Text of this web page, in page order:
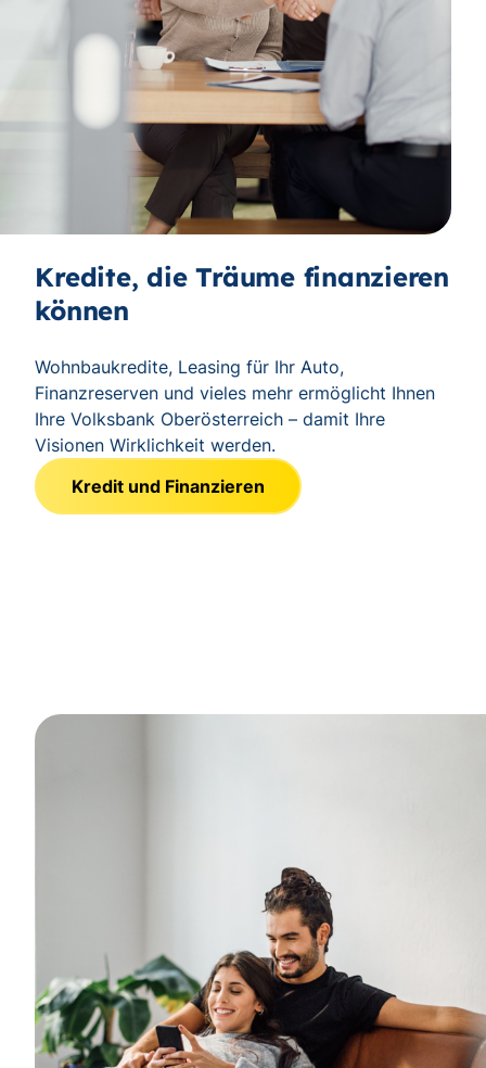
Kredite, die Träume finanzieren
können
Wohnbaukredite, Leasing für Ihr Auto,
Finanzreserven und vieles mehr ermöglicht Ihnen
Ihre Volksbank Oberösterreich – damit Ihre
Visionen Wirklichkeit werden.
Kredit und Finanzieren